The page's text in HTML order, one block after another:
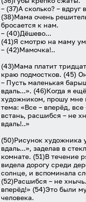
– (37)А сколько? –
(38)Мама очень
бросается к нам.
– (40)Дёшево...
(41)Я смотрю на маму
– (42)Мамочка!..
(43)Мама платит
краю подмостков. (45)
– Пусть маленькая
вдаль...». (46)Когда я
художником, прошу мне
тема: «Все – вперёд,
встань, расшибся – не
вдаль!..»
(50)Рисунок художника
вдаль...», заделав в
комнате. (51)В течение
видела дорогу среди
солнце, и вспоминала
(52)Расшибся – не
вперёд!» (54)Это были
человека.